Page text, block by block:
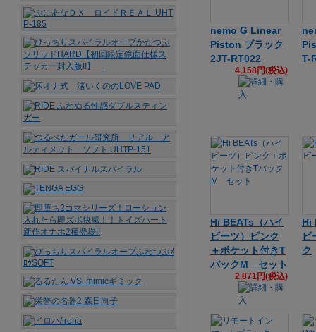
nemo G Linear
Piston ブラック
2JT-RT022
4,158円(税込)
T-
Hi BEATs（ハイ
ビーツ）ピンク
＋ポケット付きT
バックM セット
2,871円(税込)
Hi
ビ
ク